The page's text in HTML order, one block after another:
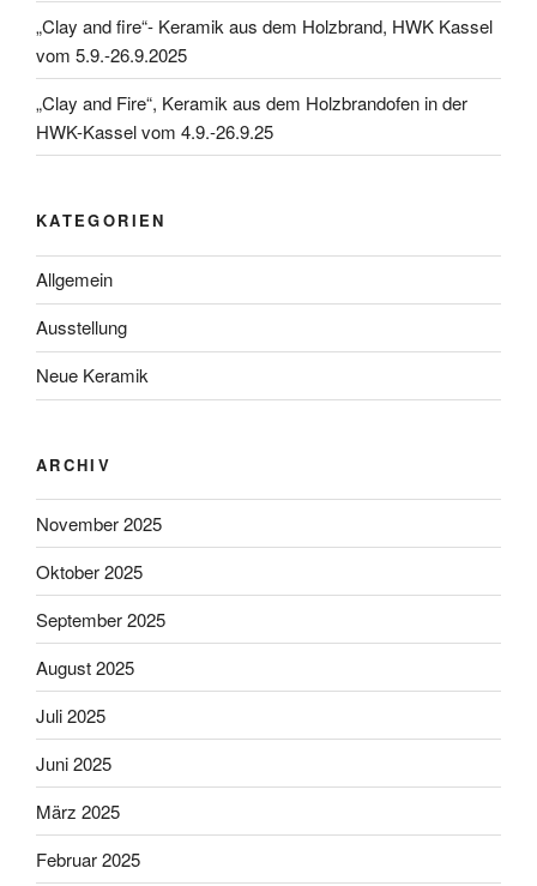
„Clay and fire“- Keramik aus dem Holzbrand, HWK Kassel
vom 5.9.-26.9.2025
„Clay and Fire“, Keramik aus dem Holzbrandofen in der
HWK-Kassel vom 4.9.-26.9.25
KATEGORIEN
Allgemein
Ausstellung
Neue Keramik
ARCHIV
November 2025
Oktober 2025
September 2025
August 2025
Juli 2025
Juni 2025
März 2025
Februar 2025